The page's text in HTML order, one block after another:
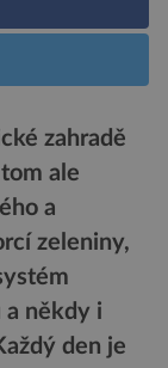
zahradě
ale
a
zeleniny,
a někdy i
den je